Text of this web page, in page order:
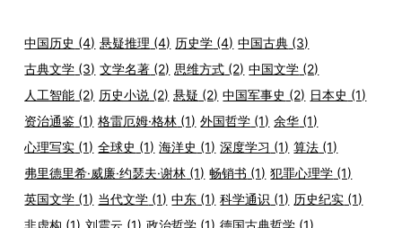
中国历史 (4) 悬疑推理 (4) 历史学 (4) 中国古典 (3)
古典文学 (3) 文学名著 (2) 思维方式 (2) 中国文学 (2)
人工智能 (2) 历史小说 (2) 悬疑 (2) 中国军事史 (2) 日本史 (1)
资治通鉴 (1) 格雷厄姆·格林 (1) 外国哲学 (1) 余华 (1)
心理写实 (1) 全球史 (1) 海洋史 (1) 深度学习 (1) 算法 (1)
弗里德里希·威廉·约瑟夫·谢林 (1) 畅销书 (1) 犯罪心理学 (1)
英国文学 (1) 当代文学 (1) 中东 (1) 科学通识 (1) 历史纪实 (1)
非虚构 (1) 刘震云 (1) 政治哲学 (1) 德国古典哲学 (1)